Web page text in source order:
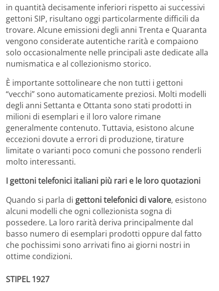
in quantità decisamente inferiori rispetto ai successivi
gettoni SIP, risultano oggi particolarmente difficili da
trovare. Alcune emissioni degli anni Trenta e Quaranta
vengono considerate autentiche rarità e compaiono
solo occasionalmente nelle principali aste dedicate alla
numismatica e al collezionismo storico.
È importante sottolineare che non tutti i gettoni
“vecchi” sono automaticamente preziosi. Molti modelli
degli anni Settanta e Ottanta sono stati prodotti in
milioni di esemplari e il loro valore rimane
generalmente contenuto. Tuttavia, esistono alcune
eccezioni dovute a errori di produzione, tirature
limitate o varianti poco comuni che possono renderli
molto interessanti.
I gettoni telefonici italiani più rari e le loro quotazioni
Quando si parla di gettoni telefonici di valore, esistono
alcuni modelli che ogni collezionista sogna di
possedere. La loro rarità deriva principalmente dal
basso numero di esemplari prodotti oppure dal fatto
che pochissimi sono arrivati fino ai giorni nostri in
ottime condizioni.
STIPEL 1927